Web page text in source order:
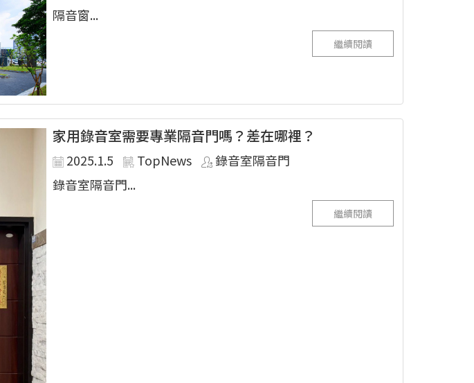
隔音窗...
繼續閱讀
家用錄音室需要專業隔音門嗎？差在哪裡？
2025.1.5 TopNews
錄音室隔音門
錄音室隔音門...
繼續閱讀